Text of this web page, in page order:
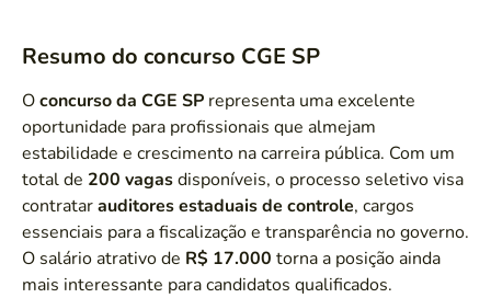
Resumo do concurso CGE SP
Oconcurso da CGE SP representa uma excelente
oportunidade para profissionais que almejam
estabilidade e crescimento na carreira pública. Com um
total de 200 vagasdisponíveis, o processo seletivo visa
contratarauditores estaduais de controle, cargos
essenciais para a fiscalização e transparência no governo.
O salário atrativo de R$ 17.000 torna a posição ainda
mais interessante para candidatos qualificados.